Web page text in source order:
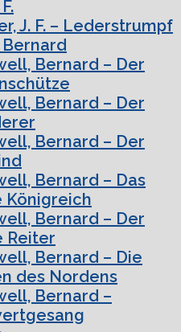
J. F. – Lederstrumpf
Bernard – Der
Bernard – Der
Bernard – Der
Bernard – Das
Königreich
Bernard – Der
Reiter
Bernard – Die
des Nordens
Bernard –